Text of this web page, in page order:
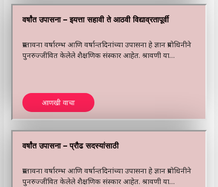
वर्षांत उपासना – इयत्ता सहावी ते आठवी विद्याव्रतापूर्वी
प्रस्तावना वर्षारम्भ आणि वर्षान्तदिनांच्या उपासना हे ज्ञान प्रबोधिनीने
पुनरुज्जीवित केलेले शैक्षणिक संस्कार आहेत. श्रावणी या…
आणखी वाचा
वर्षांत उपासना – प्रौढ सदस्यांसाठी
प्रस्तावना वर्षारम्भ आणि वर्षान्तदिनांच्या उपासना हे ज्ञान प्रबोधिनीने
पुनरुज्जीवित केलेले शैक्षणिक संस्कार आहेत. श्रावणी या…